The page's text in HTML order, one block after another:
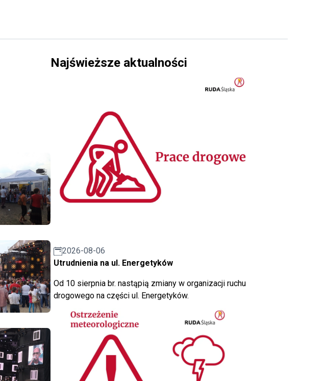
Najświeższe aktualności
2026-08-06
Utrudnienia na ul. Energetyków
Od 10 sierpnia br. nastąpią zmiany w organizacji ruchu
drogowego na części ul. Energetyków.